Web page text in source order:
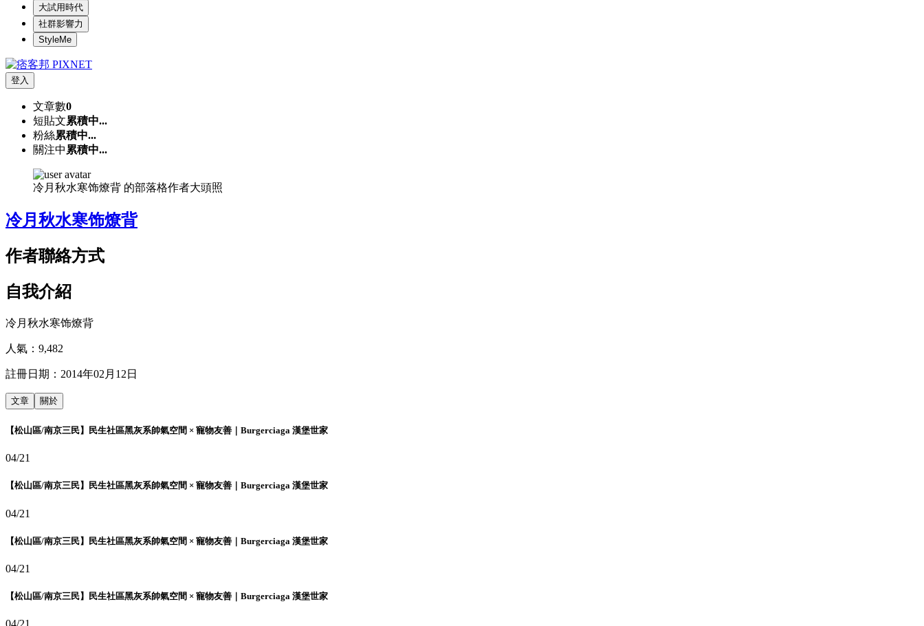
大試用時代
社群影響力
StyleMe
登入
文章數0
短貼文累積中...
粉絲累積中...
關注中 累積中...
冷月秋水寒饰燎背 的部落格作者大頭照
冷月秋水寒饰燎背
作者聯絡方式
自我介紹
冷月秋水寒饰燎背
人氣： 9,482
註冊日期： 2014年02月12日
文章 關於
【松山區/南京三民】民生社區黑灰系帥氣空間 × 寵物友善｜Burgerciaga 漢堡世家
04/21
【松山區/南京三民】民生社區黑灰系帥氣空間 × 寵物友善｜Burgerciaga 漢堡世家
04/21
【松山區/南京三民】民生社區黑灰系帥氣空間 × 寵物友善｜Burgerciaga 漢堡世家
04/21
【松山區/南京三民】民生社區黑灰系帥氣空間 × 寵物友善｜Burgerciaga 漢堡世家